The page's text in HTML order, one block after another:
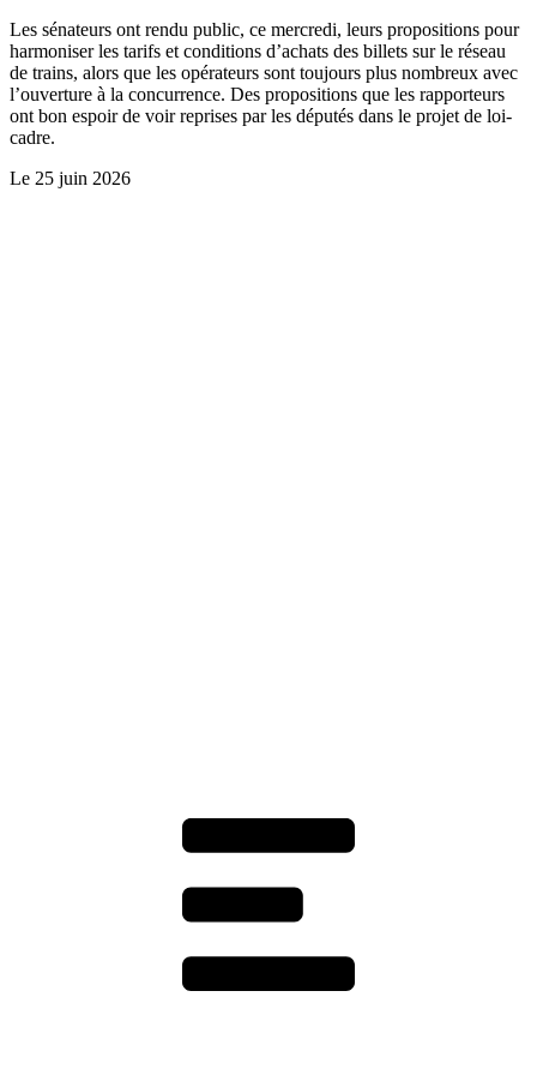
Les sénateurs ont rendu public, ce mercredi, leurs propositions pour
harmoniser les tarifs et conditions d’achats des billets sur le réseau
de trains, alors que les opérateurs sont toujours plus nombreux avec
l’ouverture à la concurrence. Des propositions que les rapporteurs
ont bon espoir de voir reprises par les députés dans le projet de loi-
cadre.
Le 25 juin 2026